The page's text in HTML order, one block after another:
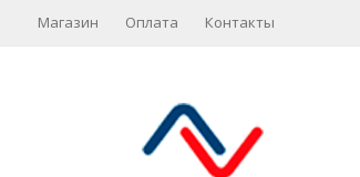
Магазин Оплата Контакты